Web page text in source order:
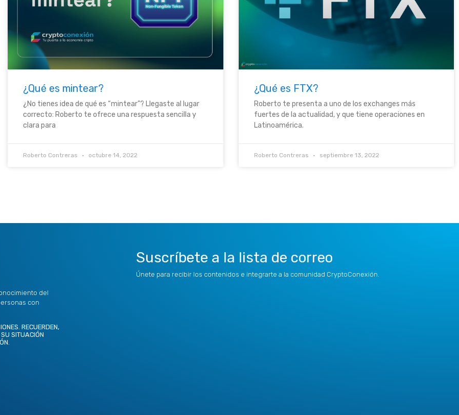
¿Qué es mintear?
¿No tienes idea de qué es “mintear”? Llegaste al lugar
correcto: Roberto te ofrece una respuesta sencilla y
clara para
Roberto Contreras octubre 14, 2022
¿Qué es FTX?
Roberto te presenta a uno de los exchanges más
fuertes de la actualidad, y que tiene operaciones en
Latinoamérica.
Roberto Contreras septiembre 13, 2022
del
con
RECUERDEN,
SITUACIÓN
Suscríbete a la lista de correo
Únete para recibir los contenidos e integrarte a la comunidad CryptoConexión.